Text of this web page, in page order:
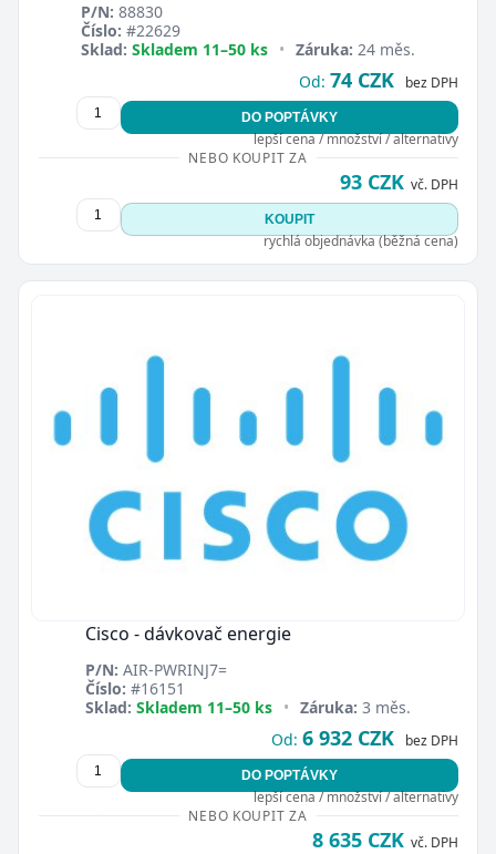
P/N: 88830
Číslo: #22629
Sklad: Skladem 11–50 ks • Záruka: 24 měs.
Od: 74 CZK bez DPH
DO POPTÁVKY
lepší cena / množství / alternativy
NEBO KOUPIT ZA
93 CZK vč. DPH
KOUPIT
rychlá objednávka (běžná cena)
Cisco - dávkovač energie
P/N: AIR-PWRINJ7=
Číslo: #16151
Sklad: Skladem 11–50 ks • Záruka: 3 měs.
Od: 6 932 CZK bez DPH
DO POPTÁVKY
lepší cena / množství / alternativy
NEBO KOUPIT ZA
8 635 CZK vč. DPH